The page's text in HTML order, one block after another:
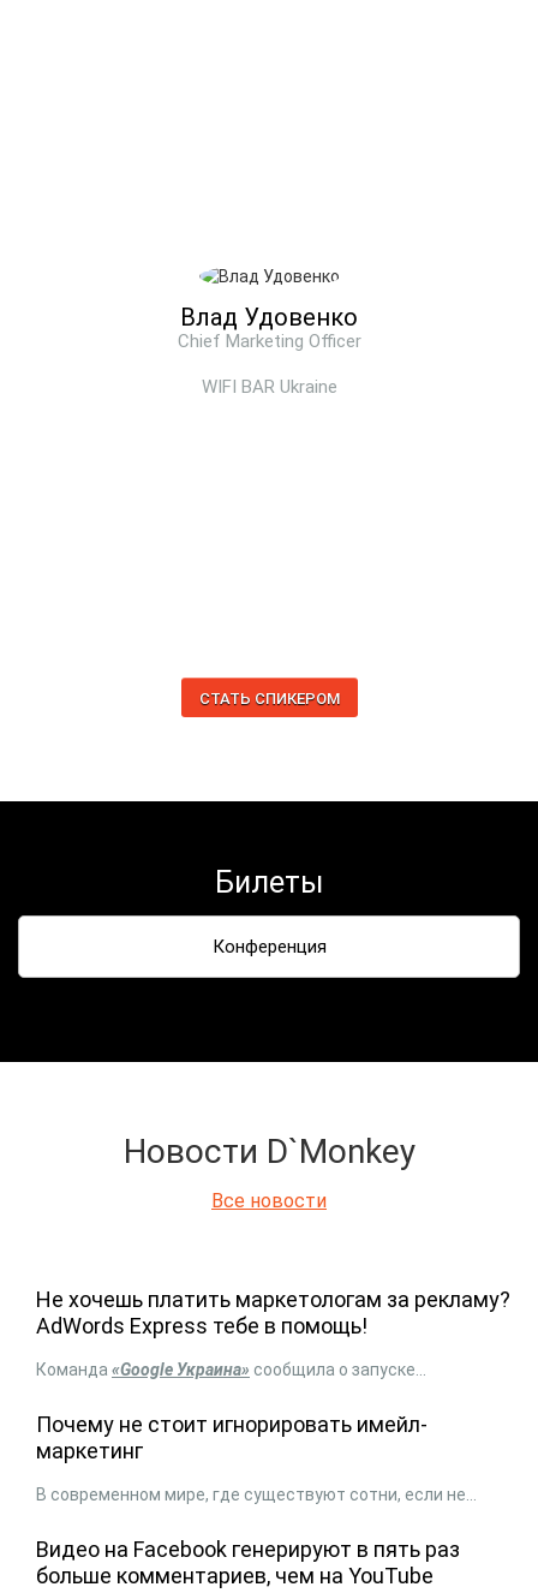
Влад Удовенко
Chief Marketing Officer
WIFI BAR Ukraine
СТАТЬ СПИКЕРОМ
Билеты
Конференция
Новости D`Monkey
Все новости
Не хочешь платить маркетологам за рекламу?
AdWords Express тебе в помощь!
Команда «Google Украина» сообщила о запуске...
Почему не стоит игнорировать имейл-
маркетинг
В современном мире, где существуют сотни, если не...
Видео на Facebook генерируют в пять раз
больше комментариев, чем на YouTube